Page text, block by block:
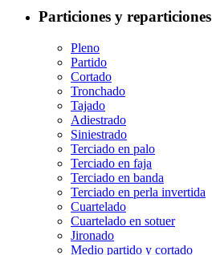
Particiones y reparticiones
Pleno
Partido
Cortado
Tronchado
Tajado
Adiestrado
Siniestrado
Terciado en palo
Terciado en faja
Terciado en banda
Terciado en perla invertida
Cuartelado
Cuartelado en sotuer
Jironado
Medio partido y cortado